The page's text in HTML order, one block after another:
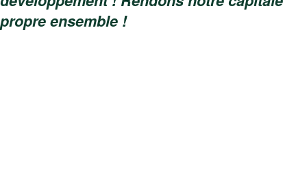
propre ensemble !